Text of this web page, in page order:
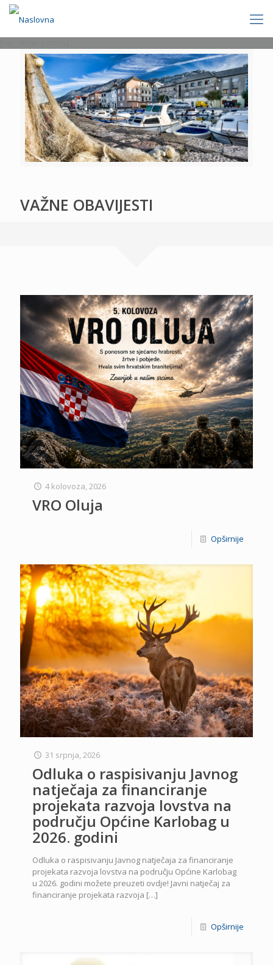
VAŽNE OBAVIJESTI
4 kolovoza, 2026
VRO Oluja
Opširnije
31 srpnja, 2026
Odluka o raspisivanju Javnog
natječaja za financiranje
projekata razvoja lovstva na
području Općine Karlobag u
2026. godini
Odluka o raspisivanju Javnog natječaja za financiranje
projekata razvoja lovstva na području Općine Karlobag
u 2026. godini možete preuzeti ovdje! Javni natječaj za
financiranje projekata razvoja […]
Opširnije